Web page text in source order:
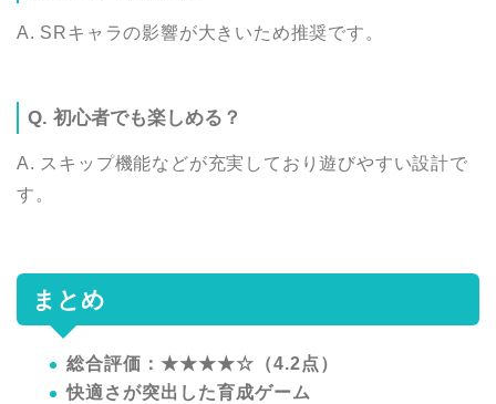
A. SRキャラの影響が大きいため推奨です。
Q. 初心者でも楽しめる？
A. スキップ機能などが充実しており遊びやすい設計で
す。
まとめ
総合評価：★★★★☆（4.2点）
快適さが突出した育成ゲーム